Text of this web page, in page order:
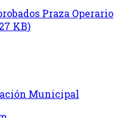
Praza Operario
KB)